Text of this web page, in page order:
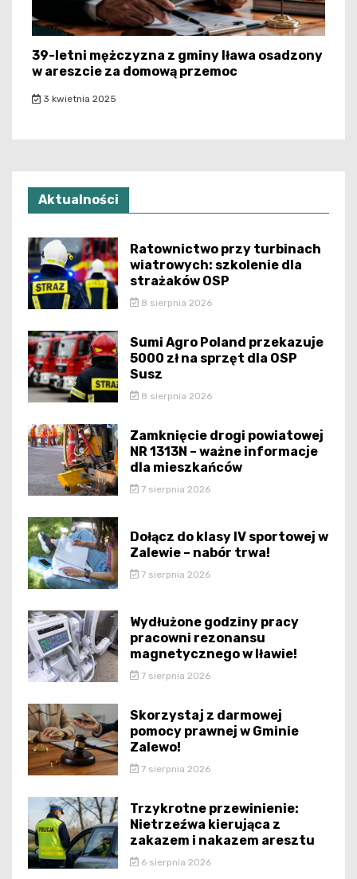
39-letni mężczyzna z gminy Iława osadzony
w areszcie za domową przemoc
3 kwietnia 2025
Aktualności
Ratownictwo przy turbinach
wiatrowych: szkolenie dla
strażaków OSP
8 sierpnia 2026
Sumi Agro Poland przekazuje
5000 zł na sprzęt dla OSP
Susz
8 sierpnia 2026
Zamknięcie drogi powiatowej
NR 1313N – ważne informacje
dla mieszkańców
7 sierpnia 2026
Dołącz do klasy IV sportowej w
Zalewie – nabór trwa!
7 sierpnia 2026
Wydłużone godziny pracy
pracowni rezonansu
magnetycznego w Iławie!
7 sierpnia 2026
Skorzystaj z darmowej
pomocy prawnej w Gminie
Zalewo!
7 sierpnia 2026
Trzykrotne przewinienie:
Nietrzeźwa kierująca z
zakazem i nakazem aresztu
6 sierpnia 2026